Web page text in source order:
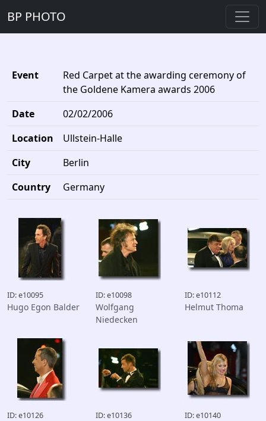
BP PHOTO
Event
Red Carpet at the awarding ceremony of
the Goldene Kamera awards 2006
Date
02/02/2006
Location
Ullstein-Halle
City
Berlin
Country
Germany
ID: e10095
Hugo Egon Balder
ID: e10098
Wolfgang
Niedecken
ID: e10112
Helmut Thoma
ID: e10126 ID: e10136 ID: e10140